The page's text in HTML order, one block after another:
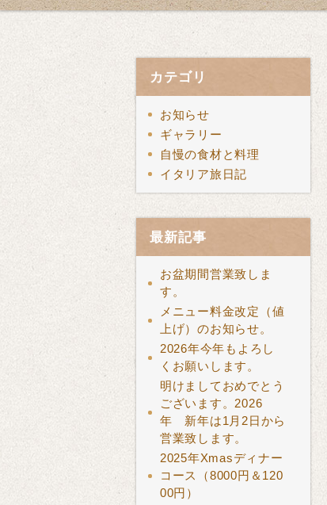
カテゴリ
お知らせ
ギャラリー
自慢の食材と料理
イタリア旅日記
最新記事
お盆期間営業致しま
す。
メニュー料金改定（値
上げ）のお知らせ。
2026年今年もよろし
くお願いします。
明けましておめでとう
ございます。2026
年 新年は1月2日から
営業致します。
2025年Xmasディナー
コース（8000円＆120
00円）